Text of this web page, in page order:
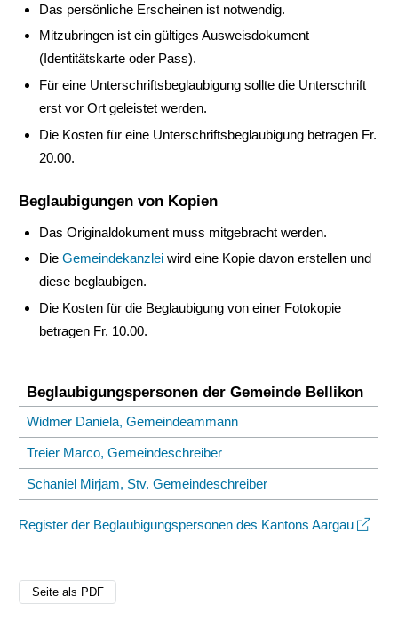
Das persönliche Erscheinen ist notwendig.
Mitzubringen ist ein gültiges Ausweisdokument
(Identitätskarte oder Pass).
Für eine Unterschriftsbeglaubigung sollte die Unterschrift
erst vor Ort geleistet werden.
Die Kosten für eine Unterschriftsbeglaubigung betragen Fr.
20.00.
Beglaubigungen von Kopien
Das Originaldokument muss mitgebracht werden.
Die Gemeindekanzleiwird eine Kopie davon erstellen und
diese beglaubigen.
Die Kosten für die Beglaubigung von einer Fotokopie
betragen Fr. 10.00.
Beglaubigungspersonen der Gemeinde Bellikon
Widmer Daniela, Gemeindeammann
Treier Marco, Gemeindeschreiber
Schaniel Mirjam, Stv. Gemeindeschreiber
Register der Beglaubigungspersonen des Kantons Aargau
Seite als PDF